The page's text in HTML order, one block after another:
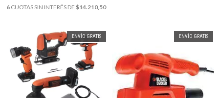
6CUOTAS SIN INTERÉS DE $14.210,50
ENVÍO GRATIS ENVÍO GRATIS